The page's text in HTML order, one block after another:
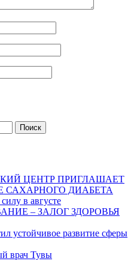
ЦЕНТР ПРИГЛАШАЕТ
САХАРНОГО ДИАБЕТА
в августе
– ЗАЛОГ ЗДОРОВЬЯ
устойчивое развитие сферы
врач Тувы